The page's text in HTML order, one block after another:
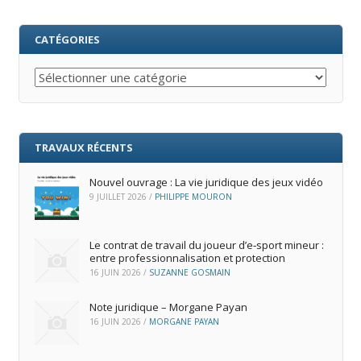
CATÉGORIES
Catégories
TRAVAUX RÉCENTS
Nouvel ouvrage : La vie juridique des jeux vidéo
9 JUILLET 2026 / PHILIPPE MOURON
Le contrat de travail du joueur d’e‑sport mineur :
entre professionnalisation et protection
16 JUIN 2026 / SUZANNE GOSMAIN
Note juridique – Morgane Payan
16 JUIN 2026 / MORGANE PAYAN